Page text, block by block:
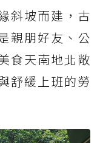
斜坡而建，古
親朋好友、公
食天南地北敞
舒緩上班的勞